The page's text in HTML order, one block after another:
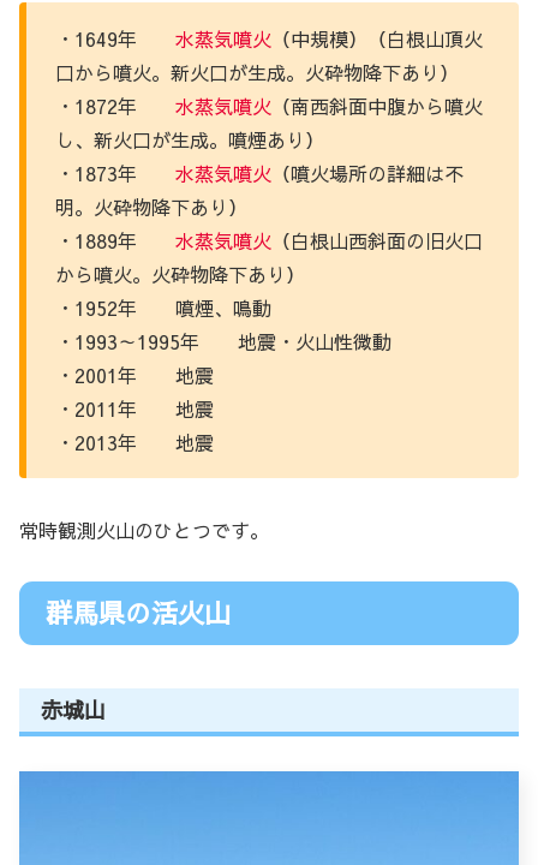
・1649年 水蒸気噴火 （中規模）（白根山頂火
口から噴火。新火口が生成。火砕物降下あり）
・1872年 水蒸気噴火 （南西斜面中腹から噴火
し、新火口が生成。噴煙あり）
・1873年 水蒸気噴火 （噴火場所の詳細は不
明。火砕物降下あり）
・1889年 水蒸気噴火 （白根山西斜面の旧火口
から噴火。火砕物降下あり）
・1952年 噴煙、鳴動
・1993～1995年 地震・火山性微動
・2001年 地震
・2011年 地震
・2013年 地震
常時観測火山のひとつです。
群馬県の活火山
赤城山